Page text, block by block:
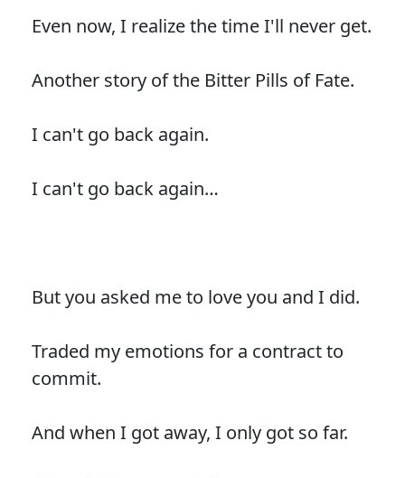
Even now, I realize the time I'll never get.
Another story of the Bitter Pills of Fate.
I can't go back again.
I can't go back again…
But you asked me to love you and I did.
Traded my emotions for a contract to
commit.
And when I got away, I only got so far.